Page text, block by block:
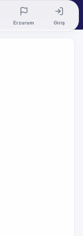
Erzurum Giriş